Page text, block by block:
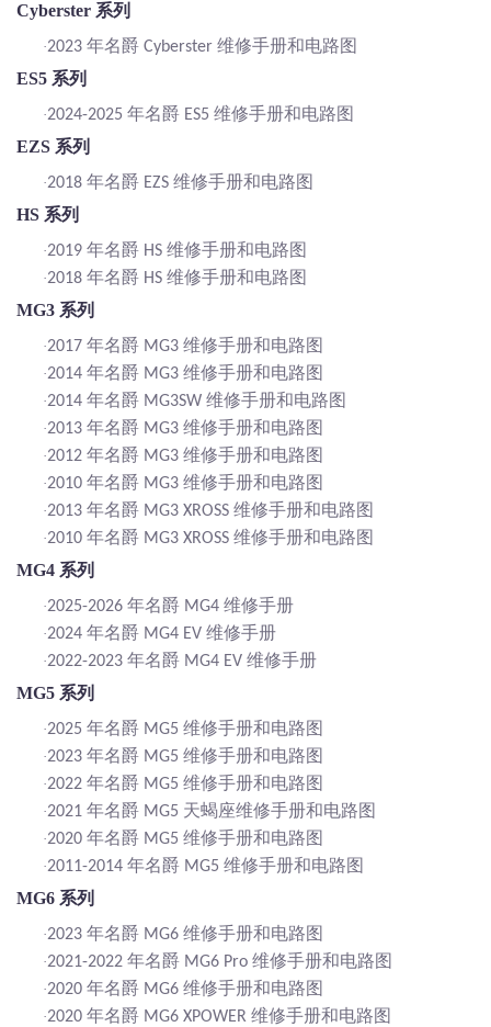
Cyberster 系列
·2023 年名爵 Cyberster 维修手册和电路图
ES5 系列
·2024-2025 年名爵 ES5 维修手册和电路图
EZS 系列
·2018 年名爵 EZS 维修手册和电路图
HS 系列
·2019 年名爵 HS 维修手册和电路图
·2018 年名爵 HS 维修手册和电路图
MG3 系列
·2017 年名爵 MG3 维修手册和电路图
·2014 年名爵 MG3 维修手册和电路图
·2014 年名爵 MG3SW 维修手册和电路图
·2013 年名爵 MG3 维修手册和电路图
·2012 年名爵 MG3 维修手册和电路图
·2010 年名爵 MG3 维修手册和电路图
·2013 年名爵 MG3 XROSS 维修手册和电路图
·2010 年名爵 MG3 XROSS 维修手册和电路图
MG4 系列
·2025-2026 年名爵 MG4 维修手册
·2024 年名爵 MG4 EV 维修手册
·2022-2023 年名爵 MG4 EV 维修手册
MG5 系列
·2025 年名爵 MG5 维修手册和电路图
·2023 年名爵 MG5 维修手册和电路图
·2022 年名爵 MG5 维修手册和电路图
·2021 年名爵 MG5 天蝎座维修手册和电路图
·2020 年名爵 MG5 维修手册和电路图
·2011-2014 年名爵 MG5 维修手册和电路图
MG6 系列
·2023 年名爵 MG6 维修手册和电路图
·2021-2022 年名爵 MG6 Pro 维修手册和电路图
·2020 年名爵 MG6 维修手册和电路图
·2020 年名爵 MG6 XPOWER 维修手册和电路图